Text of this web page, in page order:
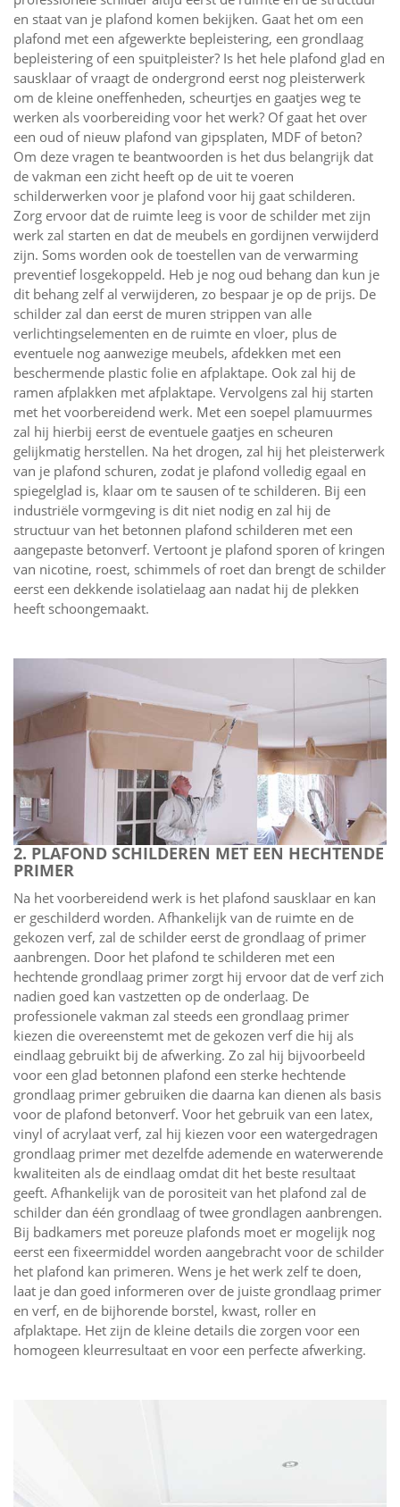
en staat van je plafond komen bekijken. Gaat het om een
plafond met een afgewerkte bepleistering, een grondlaag
bepleistering of een spuitpleister? Is het hele plafond glad en
sausklaar of vraagt de ondergrond eerst nog pleisterwerk
om de kleine oneffenheden, scheurtjes en gaatjes weg te
werken als voorbereiding voor het werk? Of gaat het over
een oud of nieuw plafond van gipsplaten, MDF of beton?
Om deze vragen te beantwoorden is het dus belangrijk dat
de vakman een zicht heeft op de uit te voeren
schilderwerken voor je plafond voor hij gaat schilderen.
Zorg ervoor dat de ruimte leeg is voor de schilder met zijn
werk zal starten en dat de meubels en gordijnen verwijderd
zijn. Soms worden ook de toestellen van de verwarming
preventief losgekoppeld. Heb je nog oud behang dan kun je
dit behang zelf al verwijderen, zo bespaar je op de prijs. De
schilder zal dan eerst de muren strippen van alle
verlichtingselementen en de ruimte en vloer, plus de
eventuele nog aanwezige meubels, afdekken met een
beschermende plastic folie en afplaktape. Ook zal hij de
ramen afplakken met afplaktape. Vervolgens zal hij starten
met het voorbereidend werk. Met een soepel plamuurmes
zal hij hierbij eerst de eventuele gaatjes en scheuren
gelijkmatig herstellen. Na het drogen, zal hij het pleisterwerk
van je plafond schuren, zodat je plafond volledig egaal en
spiegelglad is, klaar om te sausen of te schilderen. Bij een
industriële vormgeving is dit niet nodig en zal hij de
structuur van het betonnen plafond schilderen met een
aangepaste betonverf. Vertoont je plafond sporen of kringen
van nicotine, roest, schimmels of roet dan brengt de schilder
eerst een dekkende isolatielaag aan nadat hij de plekken
heeft schoongemaakt.
2. PLAFOND SCHILDEREN MET EEN HECHTENDE
PRIMER
Na het voorbereidend werk is het plafond sausklaar en kan
er geschilderd worden. Afhankelijk van de ruimte en de
gekozen verf, zal de schilder eerst de grondlaag of primer
aanbrengen. Door het plafond te schilderen met een
hechtende grondlaag primer zorgt hij ervoor dat de verf zich
nadien goed kan vastzetten op de onderlaag. De
professionele vakman zal steeds een grondlaag primer
kiezen die overeenstemt met de gekozen verf die hij als
eindlaag gebruikt bij de afwerking. Zo zal hij bijvoorbeeld
voor een glad betonnen plafond een sterke hechtende
grondlaag primer gebruiken die daarna kan dienen als basis
voor de plafond betonverf. Voor het gebruik van een latex,
vinyl of acrylaat verf, zal hij kiezen voor een watergedragen
grondlaag primer met dezelfde ademende en waterwerende
kwaliteiten als de eindlaag omdat dit het beste resultaat
geeft. Afhankelijk van de porositeit van het plafond zal de
schilder dan één grondlaag of twee grondlagen aanbrengen.
Bij badkamers met poreuze plafonds moet er mogelijk nog
eerst een fixeermiddel worden aangebracht voor de schilder
het plafond kan primeren. Wens je het werk zelf te doen,
laat je dan goed informeren over de juiste grondlaag primer
en verf, en de bijhorende borstel, kwast, roller en
afplaktape. Het zijn de kleine details die zorgen voor een
homogeen kleurresultaat en voor een perfecte afwerking.